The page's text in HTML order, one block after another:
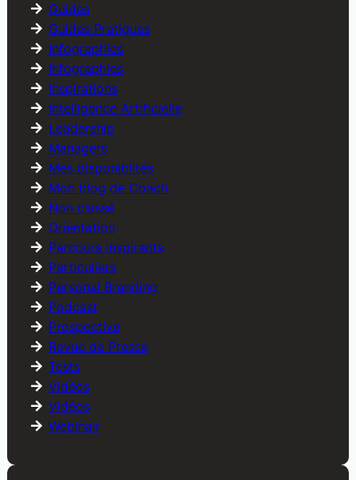
Guides
Guides Pratiques
Infographies
Infographies
Inspirations
Intelligence Artificielle
Leadership
Managers
Mes disponiblités
Mon blog de Coach
Non classé
Orientation
Parcours inspirants
Particuliers
Personal Branding
Podcast
Prospective
Revue de Presse
Tests
Vidéos
Vidéos
Webinair